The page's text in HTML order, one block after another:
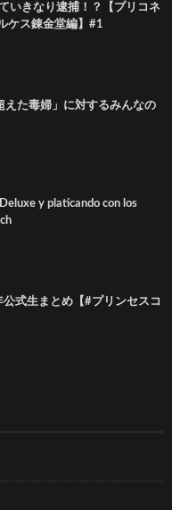
いきなり逮捕！？【プリコネ
ケス錬金堂編】#1
えた毒婦」に対するみんなの
y platicando con los
式生まとめ【#プリンセスコ